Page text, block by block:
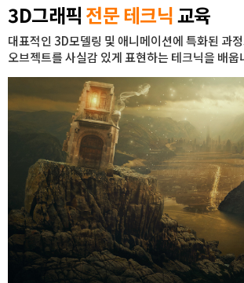
자격증과정
커뮤니티
취업지원센터
고객상담센터
아카데미소개
3D그래픽 전문 테크닉교육
대표적인 3D모델링 및 애니메이션에 특화된 과
오브젝트를 사실감 있게 표현하는 테크닉을 배웁